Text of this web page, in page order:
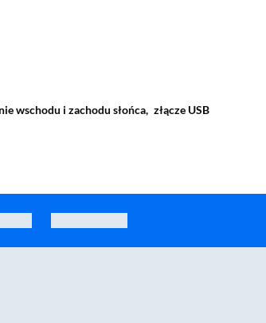
wschodu i zachodu słońca, złącze USB